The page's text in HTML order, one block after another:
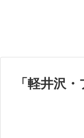
「 軽井沢